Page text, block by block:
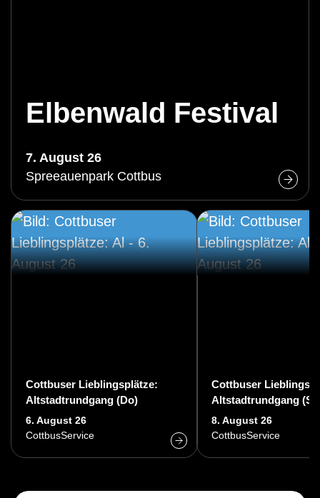
Elbenwald Festival
7. August 26
Spreeauenpark Cottbus
Cottbuser Lieblingsplätze:
Altstadtrundgang (Do)
6. August 26
CottbusService
Cottbuser
Altstadtrundgang
8. August 26
CottbusService